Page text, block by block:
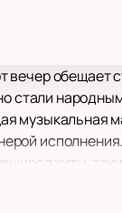
вечер
стали
музыкальная
хиты,